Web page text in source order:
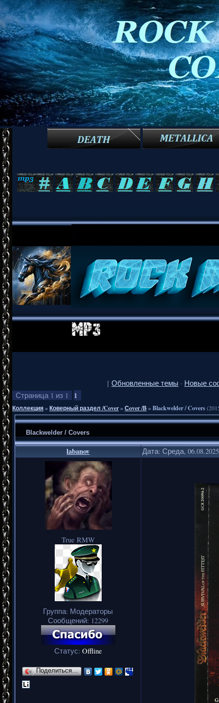
[ Обновленные темы · Новые
Страница 1 из 1 1
Коллекция»Коверный раздел /Cover»Сover /B»Blackwelder / Covers
Blackwelder / Covers
labanov Дата: Среда,
True RMW
Группа: Модераторы
Сообщений: 12299
Статус: Offline
Поделиться…